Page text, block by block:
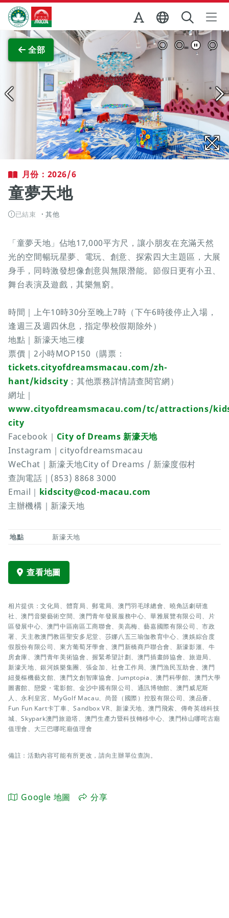
跳至主内容
澳門特別行政區政府旅遊局
全部
查看原圖
月份：2026/6
童夢天地
已結束 其他
「童夢天地」佔地17,000平方尺，讓小朋友在充滿天然
光的空間暢玩星夢、電玩、創意、探索四大主題區，大展
身手，同時激發想像創意與無限潛能。節假日更有小丑、
舞台表演及遊戲，其樂無窮。
時間｜上午10時30分至晚上7時（下午6時後停止入場，
逢週三及週四休息，指定學校假期除外）
地點｜新濠天地三樓
票價｜2小時MOP150（購票：
tickets.cityofdreamsmacau.com/zh-
hant/kidscity ；其他票務詳情請查閱官網）
網址｜
www.cityofdreamsmacau.com/tc/attractions/
city
Facebook｜ City of Dreams 新濠天地
Instagram｜cityofdreamsmacau
WeChat｜新濠天地City of Dreams / 新濠度假村
查詢電話｜(853) 8868 3000
Email｜ kidscity@cod-macau.com
主辦機構｜新濠天地
地點 新濠天地
查看地圖
相片提供：文化局、體育局、郵電局、澳門羽毛球總會、曉角話劇研進
社、澳門音樂藝術空間、澳門青年發展服務中心、華雅展覽有限公司、片
區發展中心、澳門中區南區工商聯會、美高梅、藝嘉國際有限公司、市政
署、天主教澳門教區聖安多尼堂、莎娜八五三瑜伽教育中心、澳娛綜合度
假股份有限公司、東方葡萄牙學會、澳門新橋商戶聯合會、新濠影滙、牛
房倉庫、澳門青年美術協會、握緊希望計劃、澳門插畫師協會、旅遊局、
新濠天地、銀河娛樂集團、張金加、社會工作局、澳門漁民互助會、澳門
紐曼樞機藝文館、澳門文創智庫協會、Jumptopia、澳門科學館、澳門大學
圖書館、戀愛・電影館、金沙中國有限公司、通訊博物館、澳門威尼斯
人、永利皇宮、MyGolf Macau、尚晉（國際）控股有限公司、澳品薈、
Fun Fun Kart卡丁車、Sandbox VR、新濠天地、澳門飛索、傳奇英雄科技
城、Skypark澳門旅遊塔、澳門生產力暨科技轉移中心、澳門柿山哪咤古廟
值理會、大三巴哪咤廟值理會
備註：活動內容可能有所更改，請向主辦單位查詢。
Google 地圖 分享